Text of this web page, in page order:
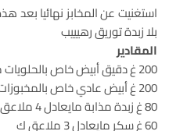
استغنيت عن المخابز نهائيا بعد
بلا زبدة توريق رهيييب
المقادير
200 غ دقيق أبيض خاص بالحلويات مايعادل كأسين
200 غ أبيض عادي خاص بالمخبوزات مايعادل كأسين
80 غ زبدة مذابة مايعادل 4 ملاعق ك(قبل الذوبان)
60 غ سكر مايعادل 3 ملاعق ك